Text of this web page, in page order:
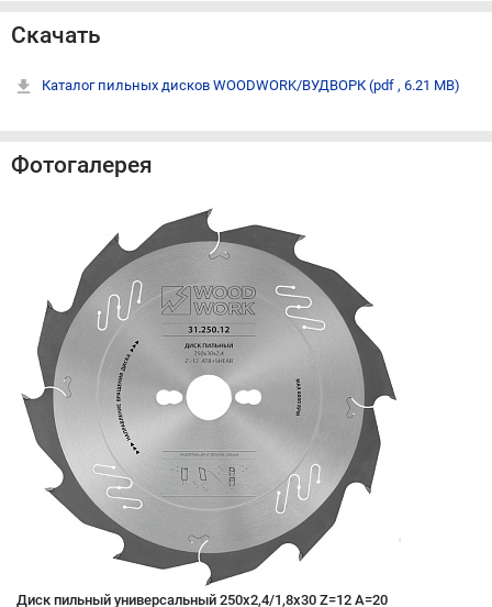
Скачать
Каталог пильных дисков WOODWORK/ВУДВОРК (pdf , 6.21 MB)
Фотогалерея
Диск пильный универсальный 250x2,4/1,8x30 Z=12 A=20